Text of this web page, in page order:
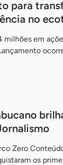
para
no
milhões em
Zero
os